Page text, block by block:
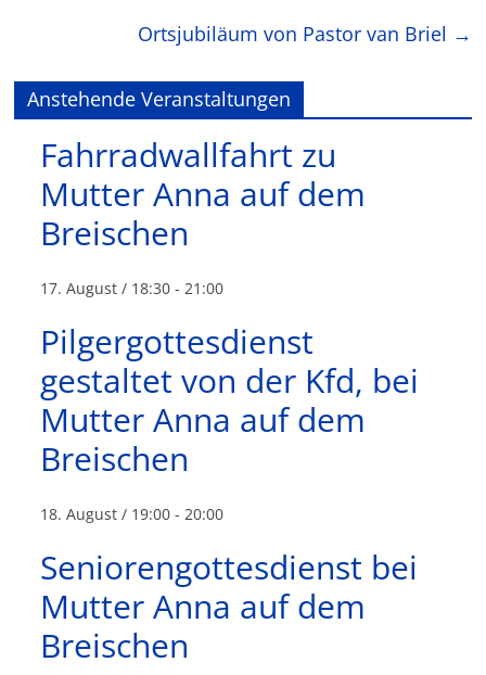
Ortsjubiläum von Pastor van Briel →
Anstehende Veranstaltungen
Fahrradwallfahrt zu
Mutter Anna auf dem
Breischen
17. August / 18:30 - 21:00
Pilgergottesdienst
gestaltet von der Kfd, bei
Mutter Anna auf dem
Breischen
18. August / 19:00 - 20:00
Seniorengottesdienst bei
Mutter Anna auf dem
Breischen